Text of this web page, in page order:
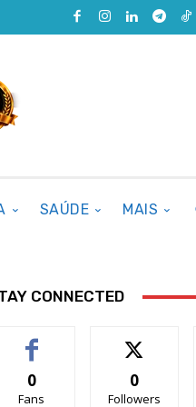
SAÚDE MAIS
CONNECTED
0
Fans
0
Followers